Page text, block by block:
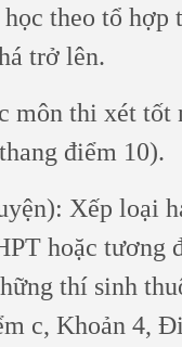
theo tổ hợp
trở lên.
môn thi xét tốt
điểm 10).
Xếp loại
hoặc tương
thí sinh
c, Khoản 4,